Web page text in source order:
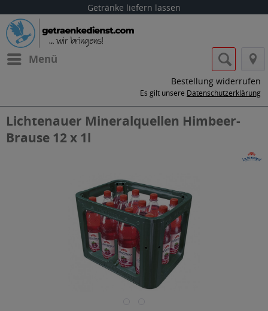
Getränke liefern lassen
Menü
Bestellung widerrufen
Es gilt unsere Datenschutzerklärung
Lichtenauer Mineralquellen Himbeer-
Brause 12 x 1l